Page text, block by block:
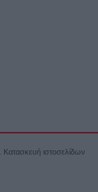
Κατασκευή ιστοσελίδων